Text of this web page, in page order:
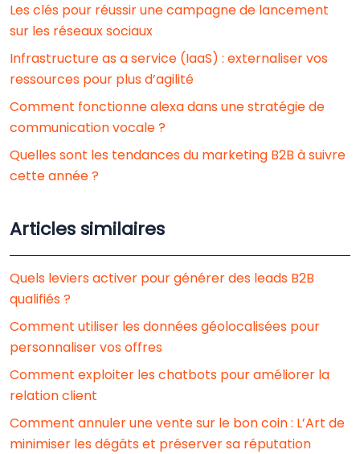
Les clés pour réussir une campagne de lancement
sur les réseaux sociaux
Infrastructure as a service (IaaS) : externaliser vos
ressources pour plus d’agilité
Comment fonctionne alexa dans une stratégie de
communication vocale ?
Quelles sont les tendances du marketing B2B à suivre
cette année ?
Articles similaires
Quels leviers activer pour générer des leads B2B
qualifiés ?
Comment utiliser les données géolocalisées pour
personnaliser vos offres
Comment exploiter les chatbots pour améliorer la
relation client
Comment annuler une vente sur le bon coin : L’Art de
minimiser les dégâts et préserver sa réputation